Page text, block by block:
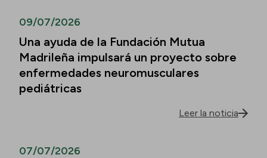
09/07/2026
Una ayuda de la Fundación Mutua
Madrileña impulsará un proyecto sobre
enfermedades neuromusculares
pediátricas
Leer la noticia
07/07/2026